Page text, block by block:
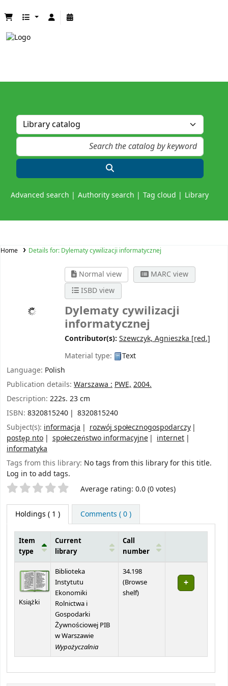
Advanced search Authority search Tag cloud Library
Home Details for: Dylematy cywilizacji informatycznej
Normal view
MARC view
ISBD view
Dylematy cywilizacji
informatycznej
Contributor(s): Szewczyk, Agnieszka [red.]
Material type:
Text
Language: Polish
Publication details: Warszawa : PWE, 2004.
Description: 222s. 23 cm
ISBN: 8320815240
8320815240
Subject(s): informacja
rozwój społecznogospodarczy
postęp nto
społeczeństwo informacyjne
internet
informatyka
Tags from this library: No tags from this library for this title.
Log in to add tags.
Star ratings Average rating: 0.0 (0 votes)
Holdings ( 1 ) Comments ( 0 )
Item
type
Current
library
Call
number
Książki
Biblioteka
Instytutu
Ekonomiki
Rolnictwa i
Gospodarki
Żywnościowej PIB
w Warszawie
Wypożyczalnia
34.198
(Browse
shelf(Opens below)
)